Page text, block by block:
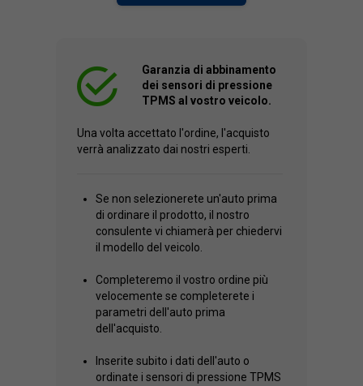
Garanzia di abbinamento
dei sensori di pressione
TPMS al vostro veicolo.
Una volta accettato l'ordine, l'acquisto
verrà analizzato dai nostri esperti.
Se non selezionerete un'auto prima
di ordinare il prodotto, il nostro
consulente vi chiamerà per chiedervi
il modello del veicolo.
Completeremo il vostro ordine più
velocemente se completerete i
parametri dell'auto prima
dell'acquisto.
Inserite subito i dati dell'auto o
ordinate i sensori di pressione TPMS